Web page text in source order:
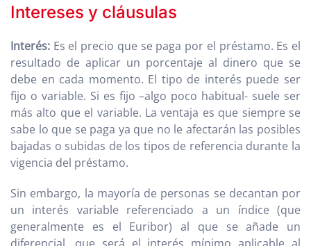
Intereses y cláusulas
Interés: Es el precio que se paga por el préstamo. Es el
resultado de aplicar un porcentaje al dinero que se
debe en cada momento. El tipo de interés puede ser
fijo o variable. Si es fijo –algo poco habitual- suele ser
más alto que el variable. La ventaja es que siempre se
sabe lo que se paga ya que no le afectarán las posibles
bajadas o subidas de los tipos de referencia durante la
vigencia del préstamo.
Sin embargo, la mayoría de personas se decantan por
un interés variable referenciado a un índice (que
generalmente es el Euribor) al que se añade un